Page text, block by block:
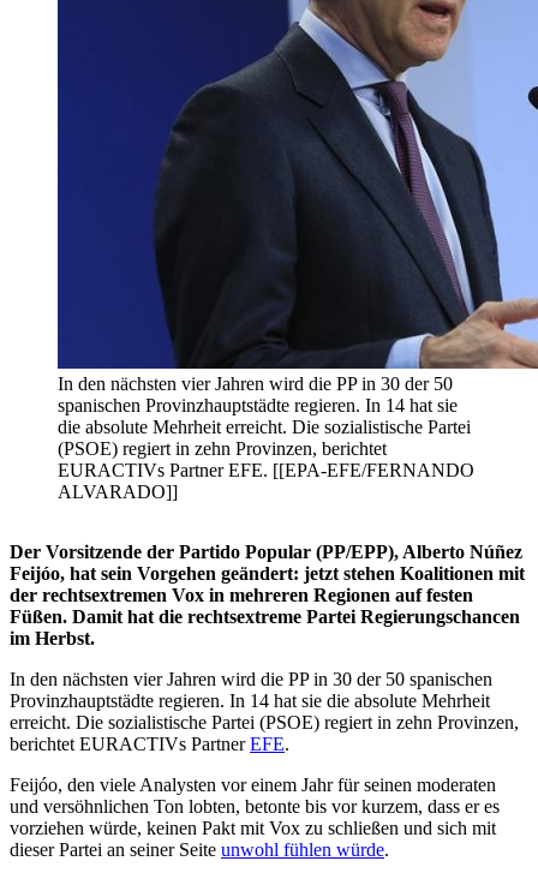
In den nächsten vier Jahren wird die PP in 30 der 50
spanischen Provinzhauptstädte regieren. In 14 hat sie
die absolute Mehrheit erreicht. Die sozialistische Partei
(PSOE) regiert in zehn Provinzen, berichtet
EURACTIVs Partner EFE. [[EPA-EFE/FERNANDO
ALVARADO]]
Der Vorsitzende der Partido Popular (PP/EPP), Alberto Núñez
Feijóo, hat sein Vorgehen geändert: jetzt stehen Koalitionen mit
der rechtsextremen Vox in mehreren Regionen auf festen
Füßen. Damit hat die rechtsextreme Partei Regierungschancen
im Herbst.
In den nächsten vier Jahren wird die PP in 30 der 50 spanischen
Provinzhauptstädte regieren. In 14 hat sie die absolute Mehrheit
erreicht. Die sozialistische Partei (PSOE) regiert in zehn Provinzen,
berichtet EURACTIVs PartnerEFE.
Feijóo, den viele Analysten vor einem Jahr für seinen moderaten
und versöhnlichen Ton lobten, betonte bis vor kurzem, dass er es
vorziehen würde, keinen Pakt mit Vox zu schließen und sich mit
dieser Partei an seiner Seite unwohl fühlen würde.